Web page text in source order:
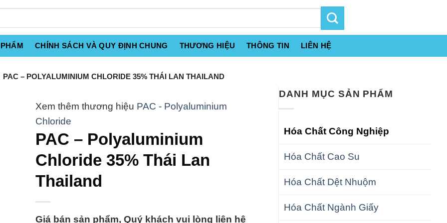
CHÍNH SÁCH VÀ QUY ĐỊNH CHUNG THƯƠNG HIỆU THÔNG TIN LIÊN HỆ
PAC – POLYALUMINIUM CHLORIDE 35% THÁI LAN THAILAND
DANH MỤC SẢN PHẨM
Hóa Chất Công Nghiệp
Hóa Chất Cao Su
Hóa Chất Dệt Nhuộm
Hóa Chất Ngành Giấy
PAC - Polyaluminium
Chloride
PAC – Polyaluminium
Chloride 35% Thái Lan
Thailand
Giá bán sản phẩm, Quý khách vui lòng liên hệ